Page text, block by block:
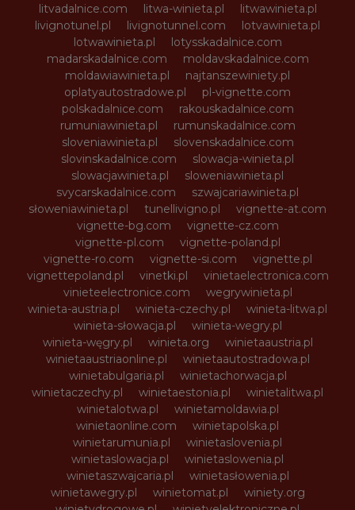
litvadalnice.com
litwa-winieta.pl
litwawinieta.pl
livignotunel.pl
livignotunnel.com
lotvawinieta.pl
lotwawinieta.pl
lotysskadalnice.com
madarskadalnice.com
moldavskadalnice.com
moldawiawinieta.pl
najtanszewiniety.pl
oplatyautostradowe.pl
pl-vignette.com
polskadalnice.com
rakouskadalnice.com
rumuniawinieta.pl
rumunskadalnice.com
sloveniawinieta.pl
slovenskadalnice.com
slovinskadalnice.com
slowacja-winieta.pl
slowacjawinieta.pl
sloweniawinieta.pl
svycarskadalnice.com
szwajcariawinieta.pl
słoweniawinieta.pl
tunellivigno.pl
vignette-at.com
vignette-bg.com
vignette-cz.com
vignette-pl.com
vignette-poland.pl
vignette-ro.com
vignette-si.com
vignette.pl
vignettepoland.pl
vinetki.pl
vinietaelectronica.com
vinieteelectronice.com
wegrywinieta.pl
winieta-austria.pl
winieta-czechy.pl
winieta-litwa.pl
winieta-słowacja.pl
winieta-wegry.pl
winieta-węgry.pl
winieta.org
winietaaustria.pl
winietaaustriaonline.pl
winietaautostradowa.pl
winietabulgaria.pl
winietachorwacja.pl
winietaczechy.pl
winietaestonia.pl
winietalitwa.pl
winietalotwa.pl
winietamoldawia.pl
winietaonline.com
winietapolska.pl
winietarumunia.pl
winietaslovenia.pl
winietaslowacja.pl
winietaslowenia.pl
winietaszwajcaria.pl
winietasłowenia.pl
winietawegry.pl
winietomat.pl
winiety.org